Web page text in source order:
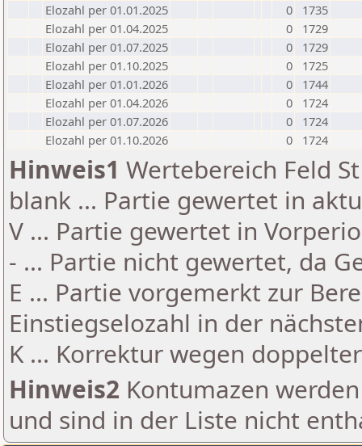
Elozahl per 01.01.2025
0
1735
Elozahl per 01.04.2025
0
1729
Elozahl per 01.07.2025
0
1729
Elozahl per 01.10.2025
0
1725
Elozahl per 01.01.2026
0
1744
Elozahl per 01.04.2026
0
1724
Elozahl per 01.07.2026
0
1724
Elozahl per 01.10.2026
0 1724
Hinweis1 Wertebereich Feld
blank ... Partie gewertet in
V ... Partie gewertet in
- ... Partie nicht gewertet, da
E ... Partie vorgemerkt zur
Einstiegselozahl in der
K ... Korrektur wegen
Hinweis2 Kontumazen
und sind in der Liste nicht